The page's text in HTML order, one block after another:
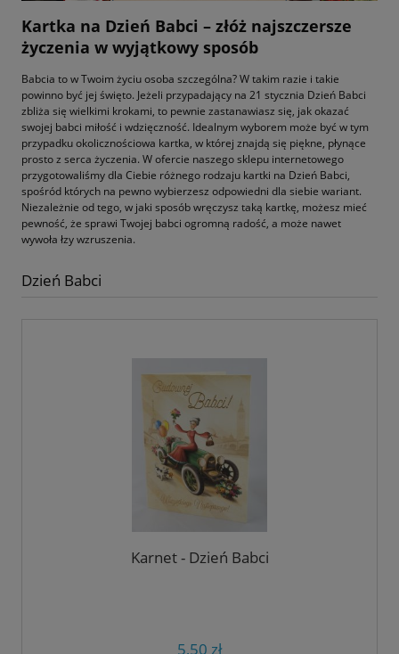
Kartka na Dzień Babci – złóż najszczersze
życzenia w wyjątkowy sposób
Babcia to w Twoim życiu osoba szczególna? W takim razie i takie
powinno być jej święto. Jeżeli przypadający na 21 stycznia Dzień Babci
zbliża się wielkimi krokami, to pewnie zastanawiasz się, jak okazać
swojej babci miłość i wdzięczność. Idealnym wyborem może być w tym
przypadku okolicznościowa kartka, w której znajdą się piękne, płynące
prosto z serca życzenia. W ofercie naszego sklepu internetowego
przygotowaliśmy dla Ciebie różnego rodzaju kartki na Dzień Babci,
spośród których na pewno wybierzesz odpowiedni dla siebie wariant.
Niezależnie od tego, w jaki sposób wręczysz taką kartkę, możesz mieć
pewność, że sprawi Twojej babci ogromną radość, a może nawet
wywoła łzy wzruszenia.
Dzień Babci
Karnet - Dzień Babci
5,50 zł